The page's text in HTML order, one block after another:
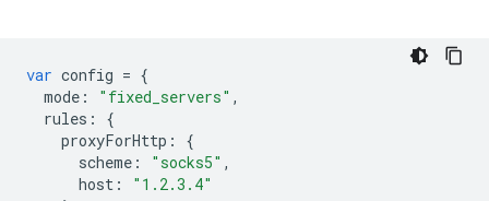
var config = {
mode : "fixed_servers" ,
rules :
{
proxyForHttp :
{
scheme : "socks5" ,
host :
"1.2.3.4"